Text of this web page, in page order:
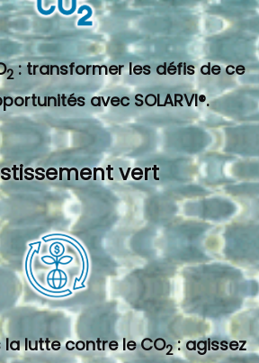
2 : transformer les défis de ce
avec SOLARVI®.
vert
la lutte contre le CO2 : agissez